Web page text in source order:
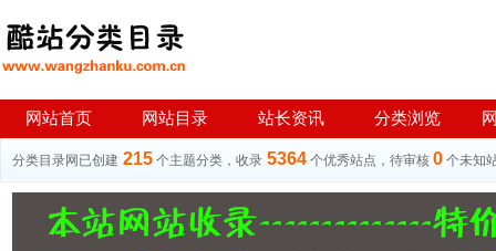
网站首页 网站目录 站长资讯 分类浏览
分类目录网已创建 215 个主题分类，收录 5364 个优秀站点，待审核 0 个未知